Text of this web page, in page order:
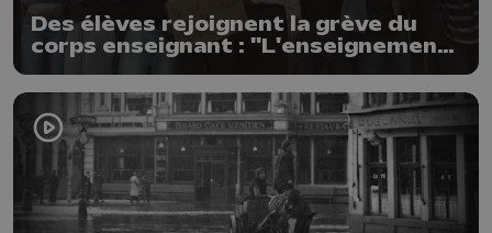
Des élèves rejoignent la grève du
corps enseignant : "L'enseignement